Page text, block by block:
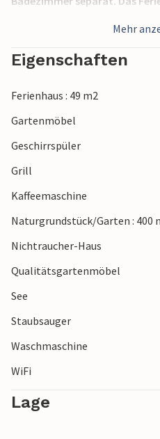
sich bestimmt wohl fühlen.
Holzterrasse sitzen und die
platzierten Haus genießen.
Mehr
Eigenschaften
Ferienhaus : 49 m2
Gartenmöbel
Geschirrspüler
Grill
Kaffeemaschine
Naturgrundstück/Garten : 400
Nichtraucher-Haus
Qualitätsgartenmöbel
See
Staubsauger
Waschmaschine
WiFi
Lage